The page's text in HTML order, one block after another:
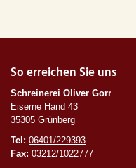
So erreichen Sie uns
Schreinerei Oliver Gorr
Eiserne Hand 43
35305 Grünberg
Tel: 06401/229393
Fax: 03212/1022777